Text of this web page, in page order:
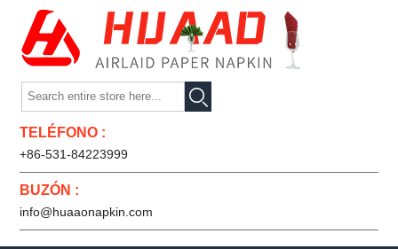

TELÉFONO :
+86-531-84223999
BUZÓN :
info@huaaonapkin.com